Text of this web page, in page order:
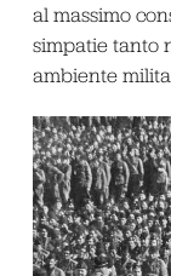
al massimo
simpatie tanto
ambiente